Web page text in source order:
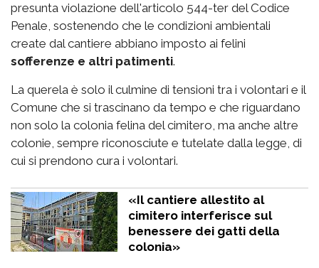
presunta violazione dell'articolo 544-ter del Codice
Penale, sostenendo che le condizioni ambientali
create dal cantiere abbiano imposto ai felini
sofferenze e altri patimenti.
La querela è solo il culmine di tensioni tra i volontari e il
Comune che si trascinano da tempo e che riguardano
non solo la colonia felina del cimitero, ma anche altre
colonie, sempre riconosciute e tutelate dalla legge, di
cui si prendono cura i volontari.
«Il cantiere allestito al
cimitero interferisce sul
benessere dei gatti della
colonia»